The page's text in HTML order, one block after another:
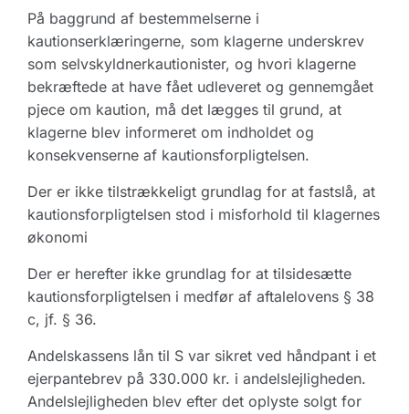
På baggrund af bestemmelserne i
kautionserklæringerne, som klagerne underskrev
som selvskyldnerkautionister, og hvori klagerne
bekræftede at have fået udleveret og gennemgået
pjece om kaution, må det lægges til grund, at
klagerne blev informeret om indholdet og
konsekvenserne af kautionsforpligtelsen.
Der er ikke tilstrækkeligt grundlag for at fastslå, at
kautionsforpligtelsen stod i misforhold til klagernes
økonomi
Der er herefter ikke grundlag for at tilsidesætte
kautionsforpligtelsen i medfør af aftalelovens § 38
c, jf. § 36.
Andelskassens lån til S var sikret ved håndpant i et
ejerpantebrev på 330.000 kr. i andelslejligheden.
Andelslejligheden blev efter det oplyste solgt for